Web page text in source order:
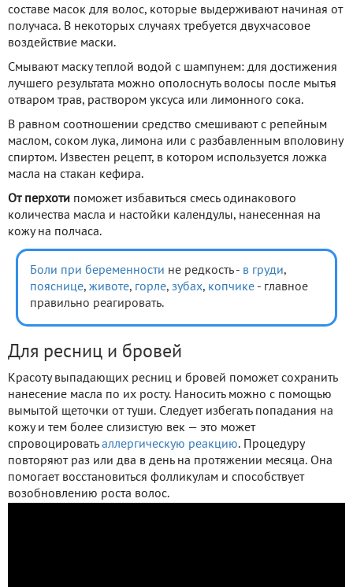
составе масок для волос, которые выдерживают начиная от
получаса. В некоторых случаях требуется двухчасовое
воздействие маски.
Смывают маску теплой водой с шампунем: для достижения
лучшего результата можно ополоснуть волосы после мытья
отваром трав, раствором уксуса или лимонного сока.
В равном соотношении средство смешивают с репейным
маслом, соком лука, лимона или с разбавленным вполовину
спиртом. Известен рецепт, в котором используется ложка
масла на стакан кефира.
От перхоти поможет избавиться смесь одинакового
количества масла и настойки календулы, нанесенная на
кожу на полчаса.
Боли при беременности не редкость - в груди,
пояснице, животе, горле, зубах, копчике - главное
правильно реагировать.
Для ресниц и бровей
Красоту выпадающих ресниц и бровей поможет сохранить
нанесение масла по их росту. Наносить можно с помощью
вымытой щеточки от туши. Следует избегать попадания на
кожу и тем более слизистую век — это может
спровоцировать аллергическую реакцию. Процедуру
повторяют раз или два в день на протяжении месяца. Она
помогает восстановиться фолликулам и способствует
возобновлению роста волос.